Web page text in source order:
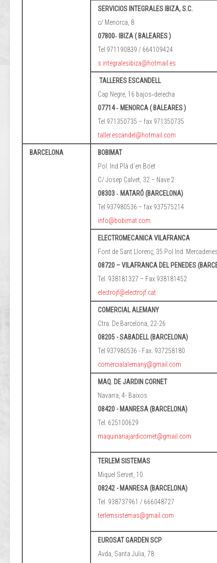
SERVICIOS INTEGRALES IBIZA, S.C.
c/ Menorca, 8
07800‐ IBIZA ( BALEARES )
Tel.971190839 / 664109424
s.integralesibiza@hotmail.es
TALLERES ESCANDELL
Cap Negre, 16 bajos‐derecha
07714 ‐ MENORCA ( BALEARES )
Tel.971350735 – fax 971350735
taller.escandel@hotmail.com
BARCELONA
BOBIMAT
Pol. Ind Plà d´en Boet
C/ Josep Calvet, 32 – Nave 2
08303 ‐ MATARÓ (BARCELONA)
Tel.937980536 – fax 937575214
info@bobimat.com
ELECTROMECANICA VILAFRANCA
Font de Sant Llorenç, 35 Pol Ind.
08720 – VILAFRANCA DEL PENEDES
Tel. 938181327 – Fax 938181452
electrojf@electrojf.cat
COMERCIAL ALEMANY
Ctra. De Barcelona, 22-26
08205 - SABADELL (BARCELONA)
Tel.937980536 - Fax. 937258180
comercialalemany@gmail.com
MAQ. DE JARDIN CORNET
Navarra, 4- Baixos
08420 - MANRESA (BARCELONA)
Tel. 625100629
maquinariajardicornet@gmail.com
TERLEM SISTEMAS
Miquel Servet, 10
08242 - MANRESA (BARCELONA)
Tel. 938737961 / 666048727
terlemsistemas@gmail.com
EUROSAT GARDEN SCP
Avda, Santa Julia, 78